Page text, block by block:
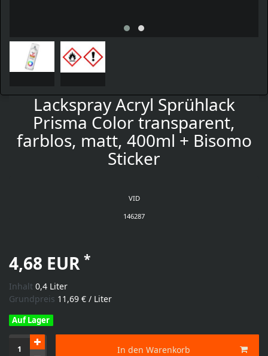
Lackspray Acryl Sprühlack
Prisma Color transparent,
farblos, matt, 400ml + Bisomo
Sticker
VID
146287
4,68 EUR *
Inhalt 0,4 Liter
Grundpreis 11,69 € / Liter
Auf Lager
In den Warenkorb